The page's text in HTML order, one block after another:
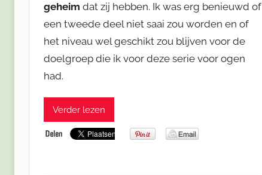
geheim dat zij hebben. Ik was erg benieuwd of
een tweede deel niet saai zou worden en of
het niveau wel geschikt zou blijven voor de
doelgroep die ik voor deze serie voor ogen
had.
Verder lezen